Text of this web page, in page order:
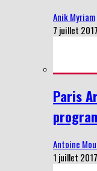
Anik Myriam
7 juillet 2017
Paris
Antoine
1 juillet 2017